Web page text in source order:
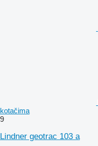
kotačima
9
Lindner geotrac 103 a